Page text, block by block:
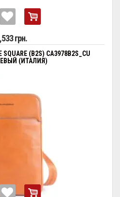
грн.
(B2S) CA3978B2S_CU
(ИТАЛИЯ)